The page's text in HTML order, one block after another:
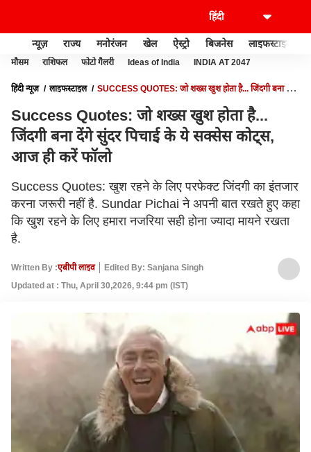
न्यूज़ राज्य मनोरंजन खेल ऐस्ट्रो बिजनेस लाइफस्टाइल
मौसम राशिफल फोटो गैलरी Ideas of India INDIA AT 2047
हिंदी न्यूज़ लाइफस्टाइल
SUCCESS QUOTES: जो शख्स खुश होता है... जिंदगी बना देंगे
Success Quotes: जो शख्स खुश होता है...
जिंदगी बना देंगे सुंदर पिचाई के ये सक्सेस कोट्स,
आज ही करें फॉलो
Success Quotes: खुश रहने के लिए परफेक्ट जिंदगी का इंतजार
करना जरूरी नहीं है. Sundar Pichai ने अपनी बात रखते हुए कहा
कि खुश रहने के लिए हमारा नजरिया सही होना ज्यादा मायने रखता
है.
Written By :एबीपी लाइव
Edited By: Sanjana Singh
Updated at : Thu, April 30,2026, 9:44 pm (IST)